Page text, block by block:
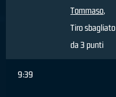
Tommaso,
Tiro sbagliato
da 3 punti
9:39